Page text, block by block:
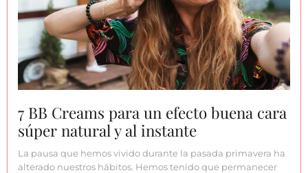
7 BB Creams para un efecto buena cara
súper natural y al instante
La pausa que hemos vivido durante la pasada primavera ha
alterado nuestros hábitos. Hemos tenido que permanecer